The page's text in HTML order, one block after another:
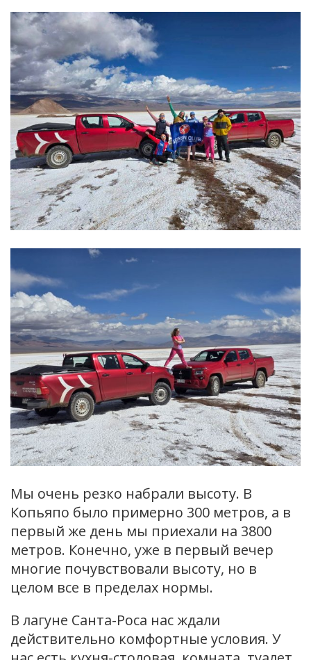
Мы очень резко набрали высоту. В
Копьяпо было примерно 300 метров, а в
первый же день мы приехали на 3800
метров. Конечно, уже в первый вечер
многие почувствовали высоту, но в
целом все в пределах нормы.
В лагуне Санта-Роса нас ждали
действительно комфортные условия. У